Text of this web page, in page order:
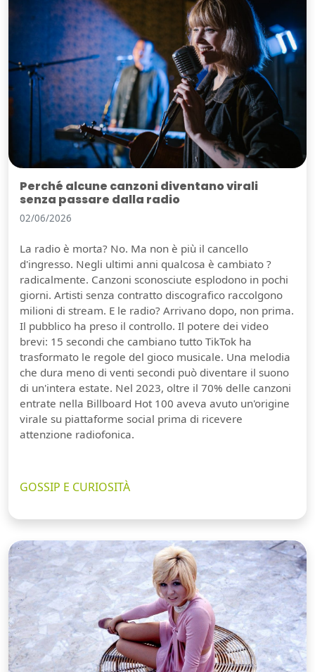
Perché alcune canzoni diventano virali
senza passare dalla radio
02/06/2026
La radio è morta? No. Ma non è più il cancello
d'ingresso. Negli ultimi anni qualcosa è cambiato ?
radicalmente. Canzoni sconosciute esplodono in pochi
giorni. Artisti senza contratto discografico raccolgono
milioni di stream. E le radio? Arrivano dopo, non prima.
Il pubblico ha preso il controllo. Il potere dei video
brevi: 15 secondi che cambiano tutto TikTok ha
trasformato le regole del gioco musicale. Una melodia
che dura meno di venti secondi può diventare il suono
di un'intera estate. Nel 2023, oltre il 70% delle canzoni
entrate nella Billboard Hot 100 aveva avuto un'origine
virale su piattaforme social prima di ricevere
attenzione radiofonica.
GOSSIP E CURIOSITÀ